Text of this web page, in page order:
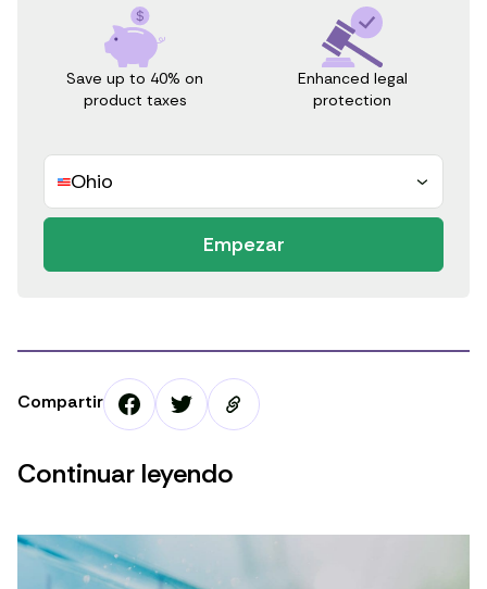
Save up to 40% on
product taxes
Enhanced legal
protection
Ohio
Empezar
Compartir
Continuar leyendo